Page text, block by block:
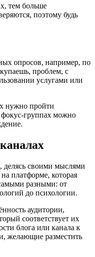
тем больше
поэтому будь
опросов, например, по
проблем, с
услугами или
нужно пройти
фокус-группах можно
делясь своими мыслями
платформе, которая
разными: от
до психологии.
аудитории,
соответствует их
блога или канала к
желающие разместить